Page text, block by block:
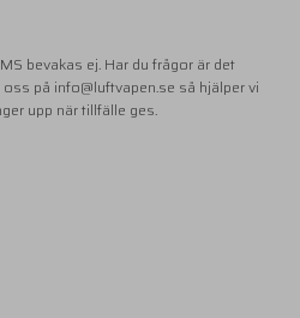
bevakas ej. Har du frågor är det
på info@luftvapen.se så hjälper vi
upp när tillfälle ges.